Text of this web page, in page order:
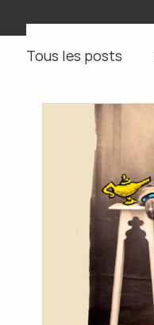
Tous les posts